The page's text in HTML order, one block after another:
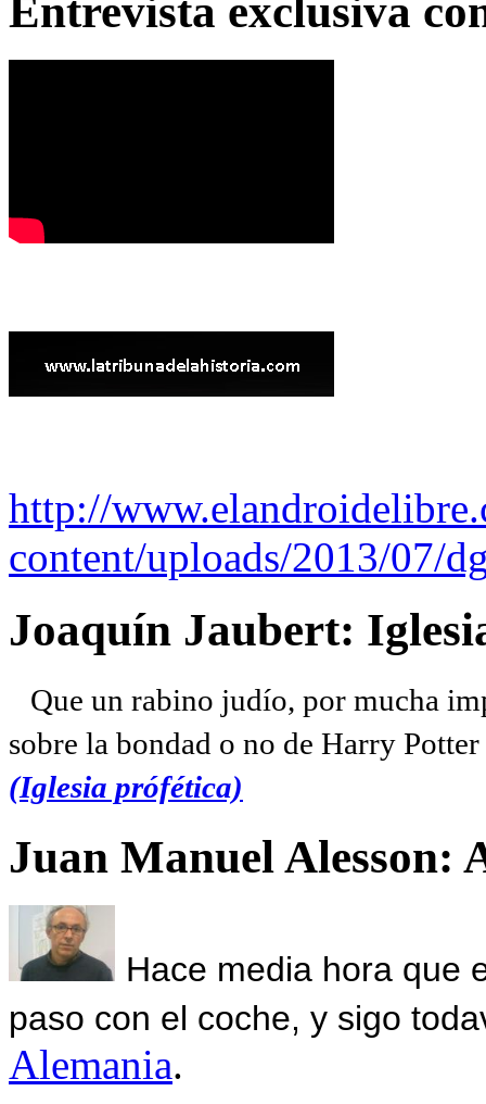
Entrevista exclusiva
http://
content/uploads/2013/07/
Joaquín Jaubert:
Que un rabino judío, por mucha
sobre la bondad o no de Harry
(Iglesia prófética)
Juan Manuel Alesson:
Hace media hora que
paso con el coche, y sigo
Alemania.